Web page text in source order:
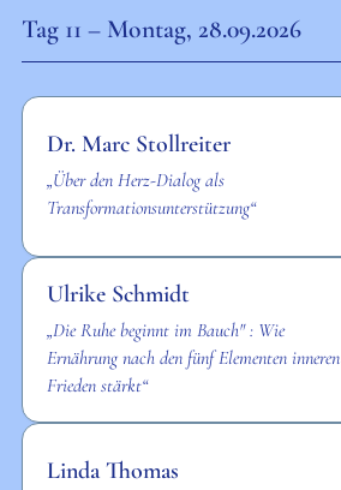
Tag 11 – Montag, 28.09.2026
Dr. Marc Stollreiter
„Über den Herz-Dialog als
Transformationsunterstützung“
Ulrike Schmidt
„Die Ruhe beginnt im Bauch" : Wie
Ernährung nach den fünf Elementen inneren
Frieden stärkt“
Linda Thomas